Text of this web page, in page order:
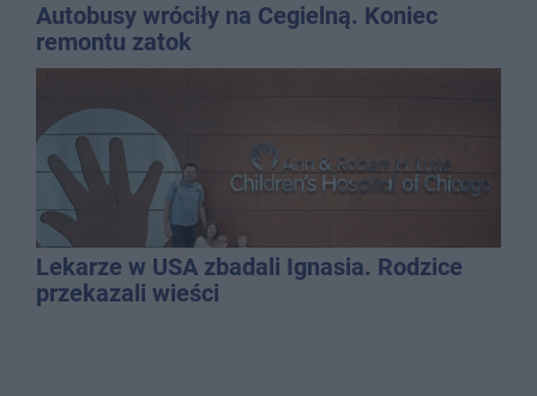
Autobusy wróciły na Cegielną. Koniec
remontu zatok
Lekarze w USA zbadali Ignasia. Rodzice
przekazali wieści